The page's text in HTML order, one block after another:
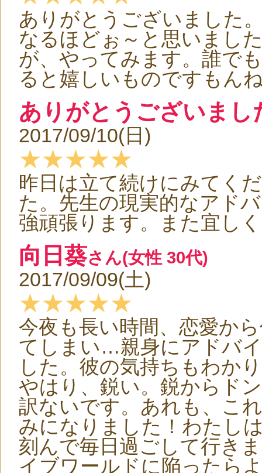
ありがとうございました
なるほどぉ～と思いまし
が、やってみます。誰で
ると嬉しいものですもん
ありがとうございまし
2017/09/10(日)
★★★★★
昨日は立て続けにみてく
た。先生の現実的なアド
強頑張ります。また宜し
向日葵さん(女性 30代)
2017/09/09(土)
★★★★★
今夜も長い時間、恋愛か
てしまい…親身にアドバ
した。彼の気持ちもわか
やはり、鋭い。鋭からド
訳ないです。あれも、こ
みになりました！わたし
刻んで毎日過ごして行き
イブワールドに陥ったら